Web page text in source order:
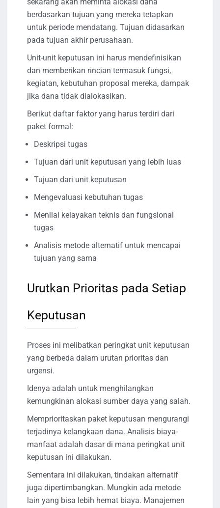
berdasarkan tujuan yang mereka tetapkan
untuk periode mendatang. Tujuan didasarkan
pada tujuan akhir perusahaan.
Unit-unit keputusan ini harus mendefinisikan
dan memberikan rincian termasuk fungsi,
kegiatan, kebutuhan proposal mereka, dampak
jika dana tidak dialokasikan.
Berikut daftar faktor yang harus terdiri dari
paket formal:
Deskripsi tugas
Tujuan dari unit keputusan yang lebih luas
Tujuan dari unit keputusan
Mengevaluasi kebutuhan tugas
Menilai kelayakan teknis dan fungsional
tugas
Analisis metode alternatif untuk mencapai
tujuan yang sama
Urutkan Prioritas pada Setiap
Keputusan
Proses ini melibatkan peringkat unit keputusan
yang berbeda dalam urutan prioritas dan
urgensi.
Idenya adalah untuk menghilangkan
kemungkinan alokasi sumber daya yang salah.
Memprioritaskan paket keputusan mengurangi
terjadinya kelangkaan dana. Analisis biaya-
manfaat adalah dasar di mana peringkat unit
keputusan ini dilakukan.
Sementara ini dilakukan, tindakan alternatif
juga dipertimbangkan. Mungkin ada metode
lain yang bisa lebih hemat biaya. Manajemen